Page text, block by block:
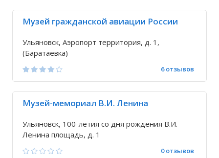
Музей гражданской авиации России
Ульяновск, Аэропорт территория, д. 1,
(Баратаевка)
6 отзывов
Музей-мемориал В.И. Ленина
Ульяновск, 100-летия со дня рождения В.И.
Ленина площадь, д. 1
0 отзывов